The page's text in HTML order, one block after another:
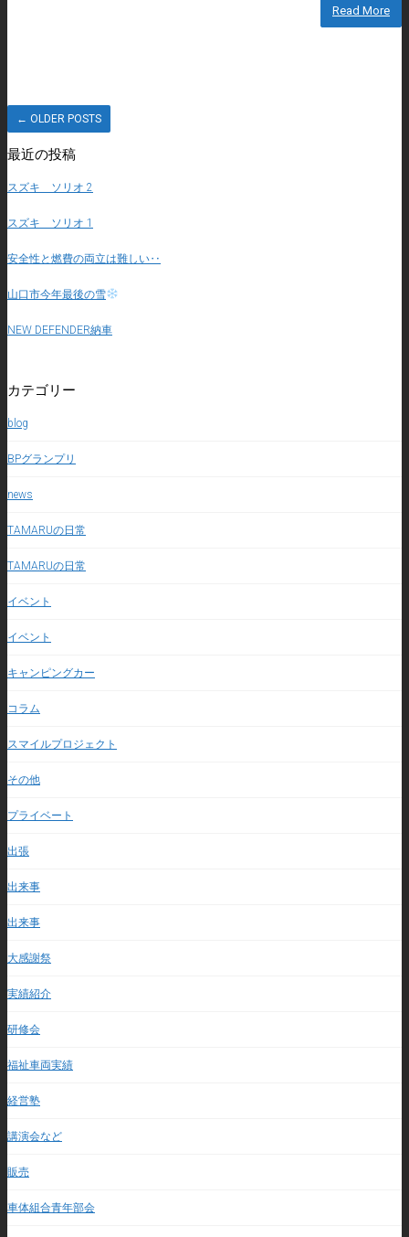
Read More
← OLDER POSTS
最近の投稿
スズキ ソリオ 2
スズキ ソリオ 1
安全性と燃費の両立は難しい‥
山口市今年最後の雪
NEW DEFENDER納車
カテゴリー
blog
BPグランプリ
news
TAMARUの日常
TAMARUの日常
イベント
イベント
キャンピングカー
コラム
スマイルプロジェクト
その他
プライベート
出張
出来事
出来事
大感謝祭
実績紹介
研修会
福祉車両実績
経営塾
講演会など
販売
車体組合青年部会